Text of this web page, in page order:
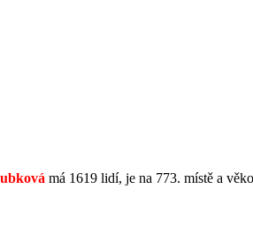
má 1619 lidí, je na 773. místě a